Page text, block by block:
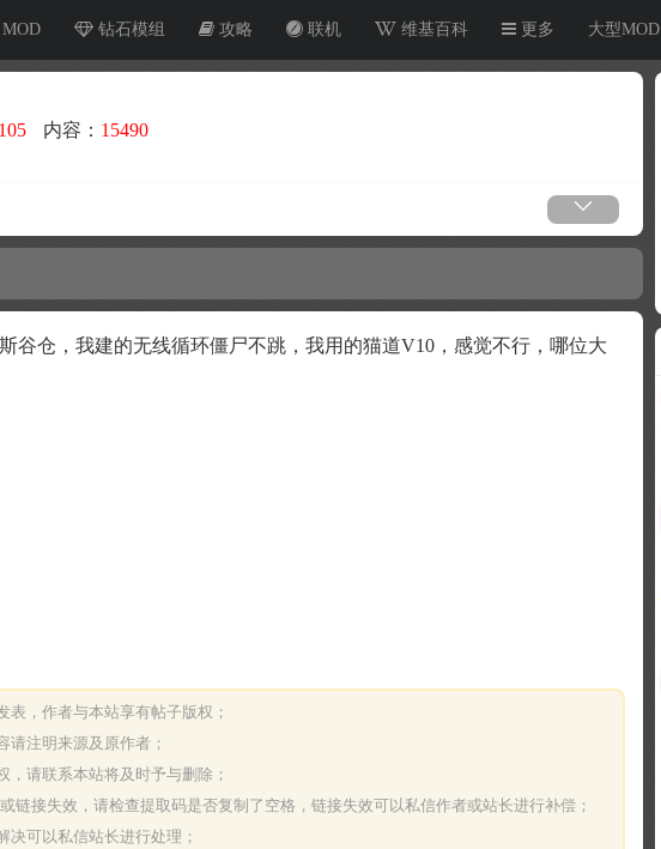
钻石模组 攻略 联机 维基百科 更多 大型MOD
内容： 15490
谷仓，我建的无线循环僵尸不跳，我用的猫道V10，感觉不行，哪位大
表，作者与本站享有帖子版权；
请注明来源及原作者；
，请联系本站将及时予与删除；
链接失效，请检查提取码是否复制了空格，链接失效可以私信作者或站长进行补偿；
决可以私信站长进行处理；